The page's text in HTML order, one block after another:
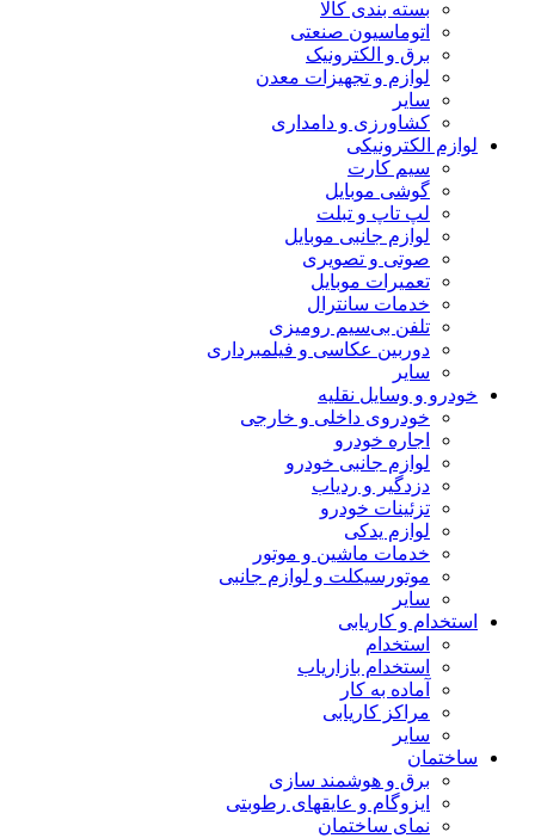
بسته بندی کالا
اتوماسیون صنعتی
برق و الکترونیک
لوازم و تجهیزات معدن
سایر
کشاورزی و دامداری
لوازم الکترونیکی
سیم کارت
گوشی موبایل
لپ تاپ و تبلت
لوازم جانبی موبایل
صوتی و تصویری
تعمیرات موبایل
خدمات سانترال
تلفن بی‌سیم رومیزی
دوربین عکاسی و فیلمبرداری
سایر
خودرو و وسایل نقلیه
خودروی داخلی و خارجی
اجاره خودرو
لوازم جانبی خودرو
دزدگیر و ردیاب
تزئینات خودرو
لوازم یدکی
خدمات ماشین و موتور
موتورسیکلت و لوازم جانبی
سایر
استخدام و کاریابی
استخدام
استخدام بازاریاب
آماده به کار
مراکز کاریابی
سایر
ساختمان
برق و هوشمند سازی
ایزوگام و عایقهای رطوبتی
نمای ساختمان